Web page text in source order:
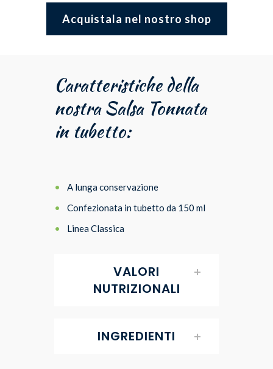
Acquistala nel nostro shop
Caratteristiche della
nostra Salsa Tonnata
in tubetto:
A lunga conservazione
Confezionata in tubetto da 150 ml
Linea Classica
VALORI
NUTRIZIONALI
INGREDIENTI